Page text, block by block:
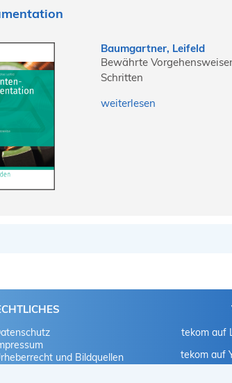
Baumgartner, Leifeld
Bewährte
Schritten
weiterlesen
und Bildquellen
tekom auf
tekom auf